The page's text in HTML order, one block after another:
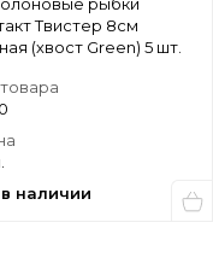
Твистер 8см
(хвост Green) 5 шт.
наличии